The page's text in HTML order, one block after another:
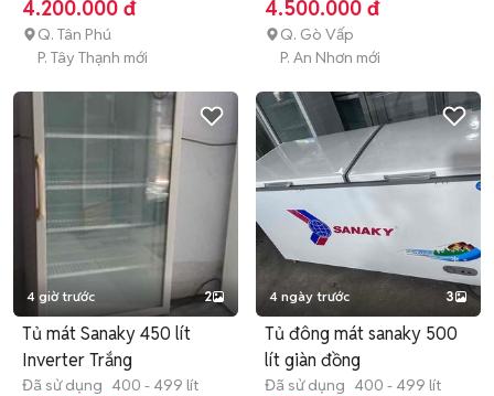
4.200.000 đ
Q. Tân Phú
P. Tây Thạnh mới
4.500.000 đ
Q. Gò Vấp
P. An Nhơn mới
4 giờ trước 2
Tủ mát Sanaky 450 lít
Inverter Trắng
Đã sử dụng 400 - 499 lít
4 ngày trước 3
Tủ đông mát sanaky 500
lít giàn đồng
Đã sử dụng 400 - 499 lít